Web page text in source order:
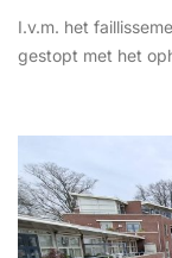
I.v.m. het
gestopt met het